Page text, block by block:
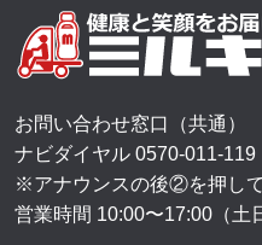
お問い合わせ窓口（共通）
ナビダイヤル 0570-011-119
※アナウンスの後②を押し
営業時間 10:00〜17:00（土